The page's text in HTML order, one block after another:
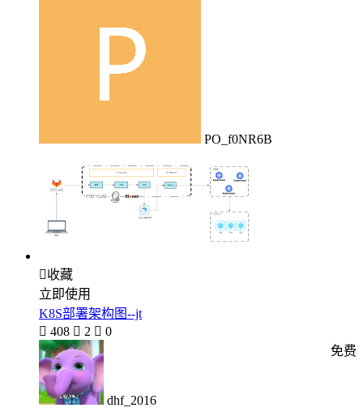
PO_f0NR6B
收藏
立即使用
K8S部署架构图--jt
 408  2  0
dhf_2016
免费